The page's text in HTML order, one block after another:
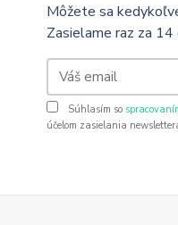
Môžete sa
Zasielame raz za 14
Súhlasím so
účelom zasielania